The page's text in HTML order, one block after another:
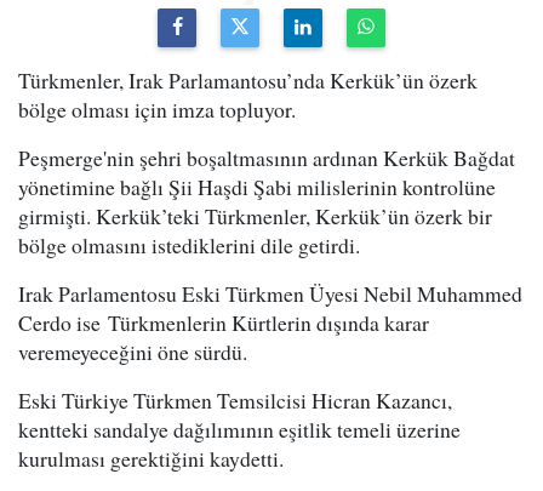
Türkmenler, Irak Parlamantosu’nda Kerkük’ün özerk
bölge olması için imza topluyor.
Peşmerge'nin şehri boşaltmasının ardınan Kerkük Bağdat
yönetimine bağlı Şii Haşdi Şabi milislerinin kontrolüne
girmişti. Kerkük’teki Türkmenler, Kerkük’ün özerk bir
bölge olmasını istediklerini dile getirdi.
Irak Parlamentosu Eski Türkmen Üyesi Nebil Muhammed
Cerdo ise Türkmenlerin Kürtlerin dışında karar
veremeyeceğini öne sürdü.
Eski Türkiye Türkmen Temsilcisi Hicran Kazancı,
kentteki sandalye dağılımının eşitlik temeli üzerine
kurulması gerektiğini kaydetti.